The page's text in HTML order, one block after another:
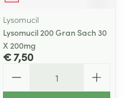
Lysomucil
Lysomucil 200 Gran Sach 30
X 200mg
€ 7,50